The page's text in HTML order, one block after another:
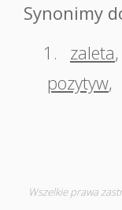
Synonimy
1.
zaleta,
pozytyw,
Wszelkie prawa